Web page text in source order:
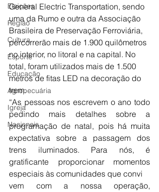
Eleições
Região
Cultura
Esporte
Educação
Agropecuária
Igreja
Nacionais
General Electric Transportation, sendo
uma da Rumo e outra da Associação
Brasileira de Preservação Ferroviária,
percorrerão mais de 1.900 quilômetros
no interior, no litoral e na capital. No
total, foram utilizados mais de 1.500
metros de fitas LED na decoração do
trem.
“As pessoas nos escrevem o ano todo
pedindo mais detalhes sobre a
programação de natal, pois há muita
expectativa sobre a passagem dos
trens iluminados. Para nós, é
gratificante proporcionar momentos
especiais às comunidades que convi
vem com a nossa operação,